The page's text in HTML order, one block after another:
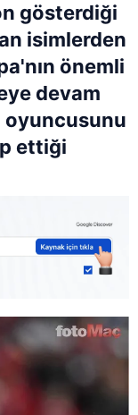
gösterdiği
isimlerden
önemli
devam
oyuncusunu
ettiği